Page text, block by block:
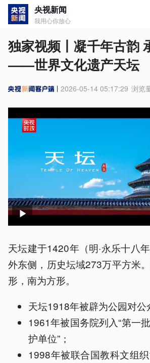
央视新闻
我用心你放心
独家视频丨凝千年古韵
——世界文化遗产天坛
2026-05-14 05:17:29 浏览
天坛建于1420年（明·永乐十八
外东侧，历史坛域273万平方米
形，南为方形。
天坛1918年被辟为公园对公
1961年被国务院列入“第一
护单位”；
1998年被联合国教科文组